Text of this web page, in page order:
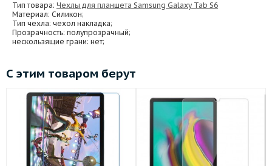
Тип товара: Чехлы для планшета Samsung Galaxy Tab S6
Материал: Силикон;
Тип чехла: чехол накладка;
Прозрачность: полупрозрачный;
нескользящие грани: нет;
С этим товаром берут